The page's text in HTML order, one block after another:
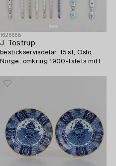
1626668
J. Tostrup,
bestickservisdelar, 15 st, Oslo,
Norge, omkring 1900-talets mitt.